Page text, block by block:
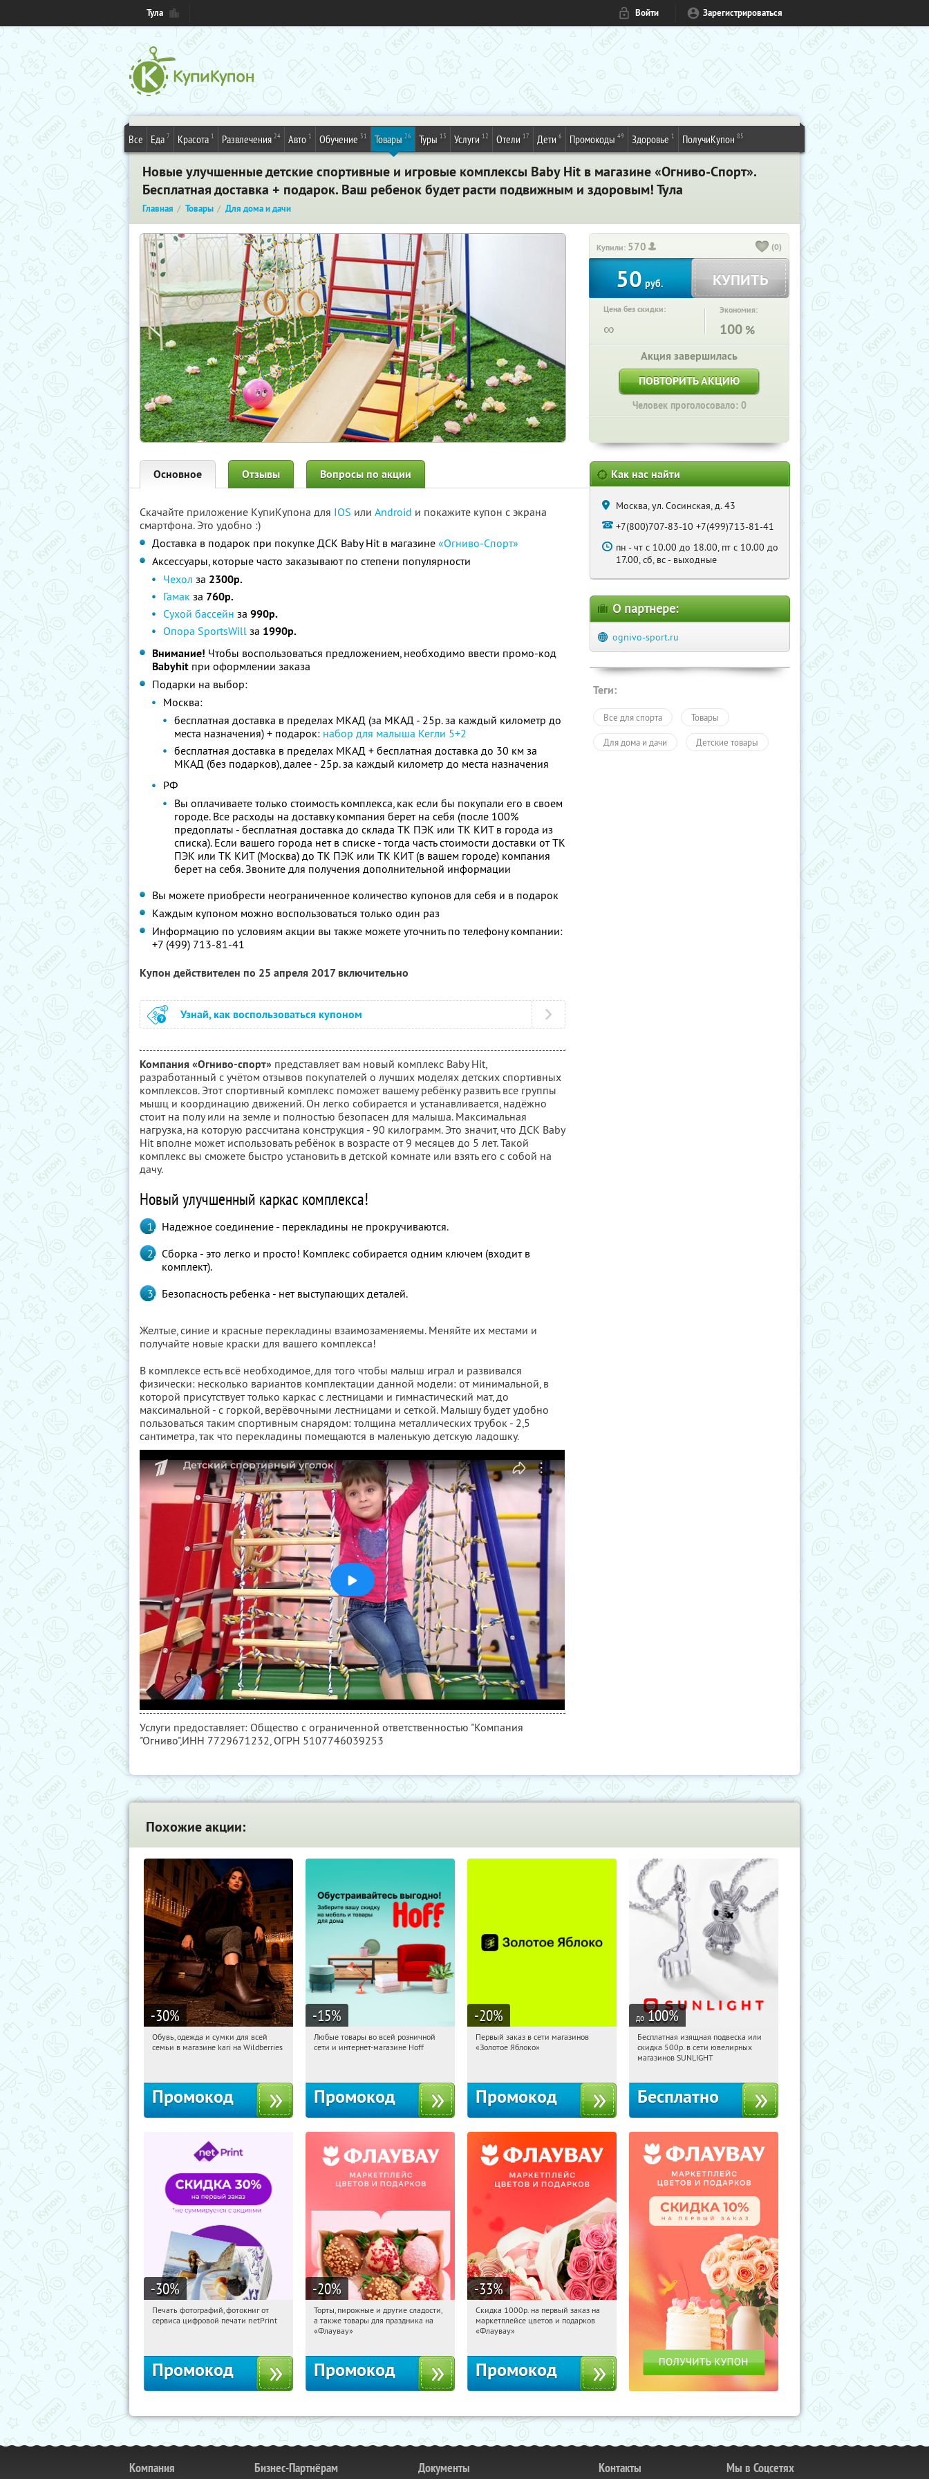
Тула Войти Зарегистрироваться
Все Еда 7 Красота 1 Развлечения 24 Авто 1 Обучение 31 Товары 26 Туры 13 Услуги 12 Отели 17 Дети 6 Промокоды 49 Здоровье 1 ПолучиКупон 85
Новые улучшенные детские спортивные и игровые комплексы Baby Hit в магазине «Огниво-Спорт».
Бесплатная доставка + подарок. Ваш ребенок будет расти подвижным и здоровым! Тула
Главная Товары Для дома и дачи
Купили: 570 (0)
50 руб. КУПИТЬ
Цена без скидки:
∞
Экономия:
100 %
Акция завершилась
ПОВТОРИТЬ АКЦИЮ
Человек проголосовало: 0
Основное Отзывы Вопросы по акции
Скачайте приложение КупиКупона для IOS или Android и покажите купон с экрана
смартфона. Это удобно :)
Доставка в подарок при покупке ДСК Baby Hit в магазине «Огниво-Спорт»
Аксессуары, которые часто заказывают по степени популярности
Чехол за 2300р.
Гамак за 760р.
Сухой бассейн за 990р.
Опора SportsWill за 1990р.
Внимание! Чтобы воспользоваться предложением, необходимо ввести промо-код
Babyhit при оформлении заказа
Подарки на выбор:
Москва:
бесплатная доставка в пределах МКАД (за МКАД - 25р. за каждый километр до
места назначения) + подарок: набор для малыша Кегли 5+2
бесплатная доставка в пределах МКАД + бесплатная доставка до 30 км за
МКАД (без подарков), далее - 25р. за каждый километр до места назначения
РФ
Вы оплачиваете только стоимость комплекса, как если бы покупали его в своем
городе. Все расходы на доставку компания берет на себя (после 100%
предоплаты - бесплатная доставка до склада ТК ПЭК или ТК КИТ в города из
списка). Если вашего города нет в списке - тогда часть стоимости доставки от ТК
ПЭК или ТК КИТ (Москва) до ТК ПЭК или ТК КИТ (в вашем городе) компания
берет на себя. Звоните для получения дополнительной информации
Вы можете приобрести неограниченное количество купонов для себя и в подарок
Каждым купоном можно воспользоваться только один раз
Информацию по условиям акции вы также можете уточнить по телефону компании:
+7 (499) 713-81-41
Купон действителен по 25 апреля 2017 включительно
Узнай, как воспользоваться купоном
Компания «Огниво-спорт» представляет вам новый комплекс Baby Hit,
разработанный с учётом отзывов покупателей о лучших моделях детских спортивных
комплексов. Этот спортивный комплекс поможет вашему ребёнку развить все группы
мышц и координацию движений. Он легко собирается и устанавливается, надёжно
стоит на полу или на земле и полностью безопасен для малыша. Максимальная
нагрузка, на которую рассчитана конструкция - 90 килограмм. Это значит, что ДСК Baby
Hit вполне может использовать ребёнок в возрасте от 9 месяцев до 5 лет. Такой
комплекс вы сможете быстро установить в детской комнате или взять его с собой на
дачу.
Новый улучшенный каркас комплекса!
Надежное соединение - перекладины не прокручиваются.
Сборка - это легко и просто! Комплекс собирается одним ключем (входит в
комплект).
Безопасность ребенка - нет выступающих деталей.
Желтые, синие и красные перекладины взаимозаменяемы. Меняйте их местами и
получайте новые краски для вашего комплекса!
В комплексе есть всё необходимое, для того чтобы малыш играл и развивался
физически: несколько вариантов комплектации данной модели: от минимальной, в
которой присутствует только каркас с лестницами и гимнастический мат, до
максимальной - с горкой, верёвочными лестницами и сеткой. Малышу будет удобно
пользоваться таким спортивным снарядом: толщина металлических трубок - 2,5
сантиметра, так что перекладины помещаются в маленькую детскую ладошку.
Услуги предоставляет: Общество с ограниченной ответственностью "Компания
"Огниво",ИНН 7729671232, ОГРН 5107746039253
Как нас найти
Москва, ул. Сосинская, д. 43
+7(800)707-83-10 +7(499)713-81-41
пн - чт с 10.00 до 18.00, пт с 10.00 до
17.00, сб, вс - выходные
О партнере:
ognivo-sport.ru
Теги:
Все для спорта Товары
Для дома и дачи Детские товары
Похожие акции:
-30%
15:11:50 Получили:
Обувь, одежда и сумки для всей
семьи в магазине kari на Wildberries
Промокод
-15%
15:11:50 Получили:
Любые товары во всей розничной
сети и интернет-магазине Hoff
Промокод
-20%
15:11:50
Получи первым!
Первый заказ в сети магазинов
«Золотое Яблоко»
Промокод
до 100%
15:11:50 Получили:
Россия
Бесплатная изящная подвеска или
скидка 500р. в сети ювелирных
магазинов SUNLIGHT
Бесплатно
-30%
15:11:50 Получили:
Печать фотографий, фотокниг от
сервиса цифровой печати netPrint
Промокод
-20%
15:11:50 Получили:
Россия
Торты, пирожные и другие сладости,
а также товары для праздника на
«Флаувау»
Промокод
-33%
15:11:50 Получили:
Россия
Скидка 1000р. на первый заказ на
маркетплейсе цветов и подарков
«Флаувау»
Промокод
Компания Бизнес-Партнёрам Документы Контакты Мы в Соцсетях